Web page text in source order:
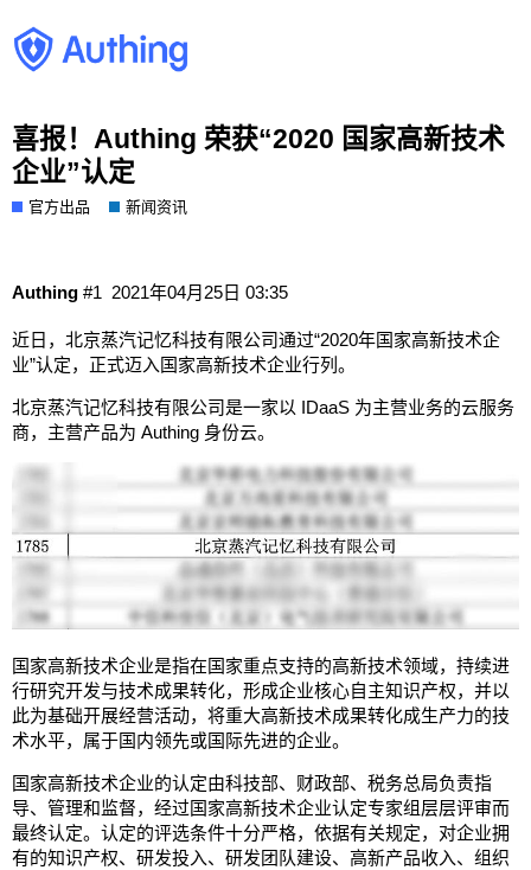
喜报！Authing 荣获“2020 国家高新技术
企业”认定
官方出品 新闻资讯
Authing 2021年04月25日 03:35
#1
近日，北京蒸汽记忆科技有限公司通过“2020年国家高新技术企
业”认定，正式迈入国家高新技术企业行列。
北京蒸汽记忆科技有限公司是一家以 IDaaS 为主营业务的云服务
商，主营产品为 Authing 身份云。
国家高新技术企业是指在国家重点支持的高新技术领域，持续进
行研究开发与技术成果转化，形成企业核心自主知识产权，并以
此为基础开展经营活动，将重大高新技术成果转化成生产力的技
术水平，属于国内领先或国际先进的企业。
国家高新技术企业的认定由科技部、财政部、税务总局负责指
导、管理和监督，经过国家高新技术企业认定专家组层层评审而
最终认定。认定的评选条件十分严格，依据有关规定，对企业拥
有的知识产权、研发投入、研发团队建设、高新产品收入、组织